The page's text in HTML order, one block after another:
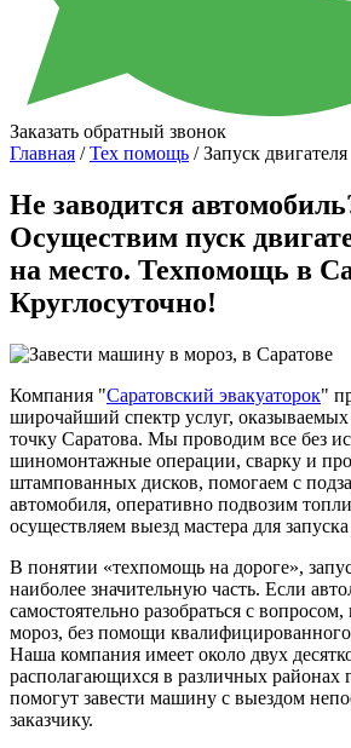
Заказать обратный звонок
Главная /Тех помощь / Запуск двигателя
Не заводится
Осуществим пуск
на место. Техпомощь в
Круглосуточно!
Компания "Саратовский эвакуаторок"
широчайший спектр услуг,
точку Саратова. Мы проводим все без
шиномонтажные операции, сварку и
штампованных дисков, помогаем с
автомобиля, оперативно подвозим
осуществляем выезд мастера для
В понятии «техпомощь на дороге»,
наиболее значительную часть. Если
самостоятельно разобраться с
мороз, без помощи квалифицированного
Наша компания имеет около двух
располагающихся в различных районах
помогут завести машину с выездом
заказчику.